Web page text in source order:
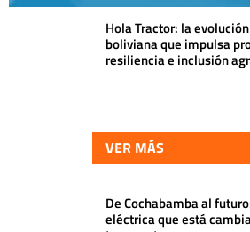
Hola Tractor: la
boliviana que impulsa
resiliencia e inclusión
VER MÁS
De Cochabamba al
eléctrica que está